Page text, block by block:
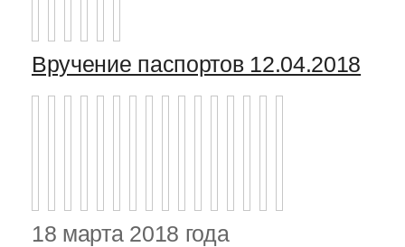
Вручение паспортов 12.04.2018
18 марта 2018 года